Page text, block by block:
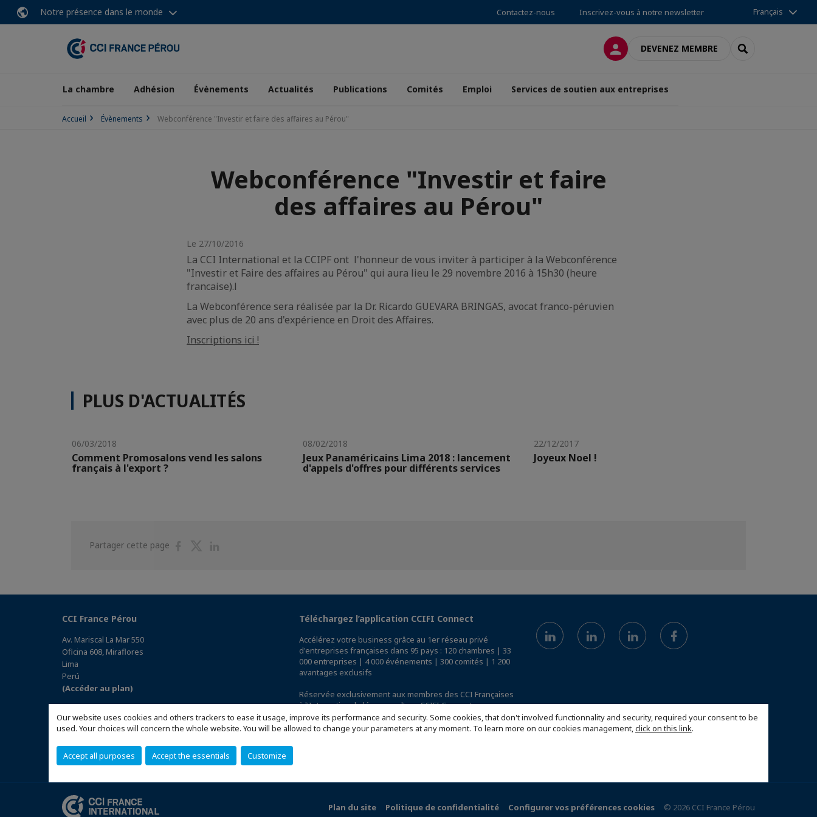
Our website uses cookies and others trackers to ease it usage, improve its performance and security. Some cookies, that don't involved functionnality and security, required your consent to be
used. Your choices will concern the whole website. You will be allowed to change your parameters at any moment. To learn more on our cookies management,click on this link.
Accept all purposes Accept the essentials Customize
Notre présence dans le monde Contactez-nous Inscrivez-vous à notre newsletter Français
CONNEXIONDEVENEZ MEMBRE RECHERCHER
La chambre Adhésion Évènements Actualités Publications Comités Emploi Services de soutien aux entreprises
Accueil Évènements Webconférence "Investir et faire des affaires au Pérou"
Webconférence "Investir et faire
des affaires au Pérou"
Le 27/10/2016
La CCI International et la CCIPF ont l'honneur de vous inviter à participer à la Webconférence
"Investir et Faire des affaires au Pérou" qui aura lieu le 29 novembre 2016 à 15h30 (heure
francaise).l
La Webconférence sera réalisée par la Dr. Ricardo GUEVARA BRINGAS, avocat franco-péruvien
avec plus de 20 ans d'expérience en Droit des Affaires.
Inscriptions ici !
PLUS D'ACTUALITÉS
06/03/2018
Comment Promosalons vend les salons
français à l'export ?
08/02/2018
Jeux Panaméricains Lima 2018 : lancement
d'appels d'offres pour différents services
22/12/2017
Joyeux Noel !
Partager cette page
PartagerPartager
CCI France Pérou
Av. Mariscal La Mar 550
Oficina 608, Miraflores
Lima
Perú
(Accéder au plan)
Téléchargez l’application CCIFI Connect
Accélérez votre business grâce au 1er réseau privé
d'entreprises françaises dans 95 pays : 120 chambres | 33
000 entreprises | 4 000 événements | 300 comités | 1 200
avantages exclusifs
Réservée exclusivement aux membres des CCI Françaises
à l'International,découvrez l'app CCIFI Connect.
Plan du site Politique de confidentialité Configurer vos préférences cookies © 2026 CCI France Pérou